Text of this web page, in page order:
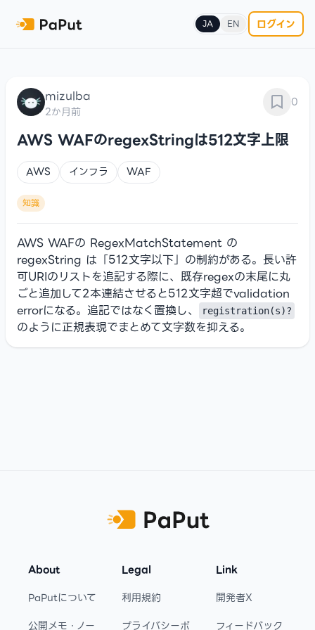
JA EN ログイン
mizulba
2か月前
0
AWS WAFのregexStringは512文字上限
AWS インフラ WAF
知識
AWS WAFの RegexMatchStatement の
regexString は「512文字以下」の制約がある。長い許
可URIのリストを追記する際に、既存regexの末尾に丸
ごと追加して2本連結させると512文字超でvalidation
errorになる。追記ではなく置換し、
registration(s)?
のように正規表現でまとめて文字数を抑える。
About
PaPutについて
公開メモ・ノー
Legal
利用規約
プライバシーポ
Link
開発者X
フィードバック